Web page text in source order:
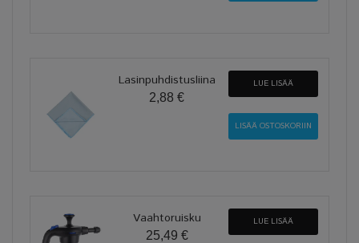
Lasinpuhdistusliina
2,88 €
LUE LISÄÄ
Vaahtoruisku
25,49 €
LUE LISÄÄ